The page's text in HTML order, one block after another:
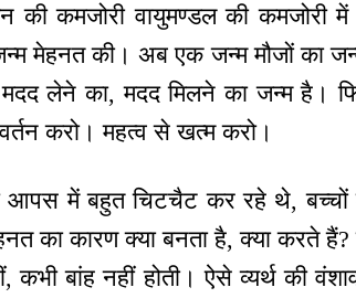
की कमजोरी वायुमण्डल की कमजोरी
मेहनत की। अब एक जन्म मौजों का जन्म
लेने का, मदद मिलने का जन्म है।
करो। महत्व से खत्म करो।
आपस में बहुत चिटचैट कर रहे थे, बच्चों
का कारण क्या बनता है, क्या करते
कभी बांह नहीं होती। ऐसे व्यर्थ की